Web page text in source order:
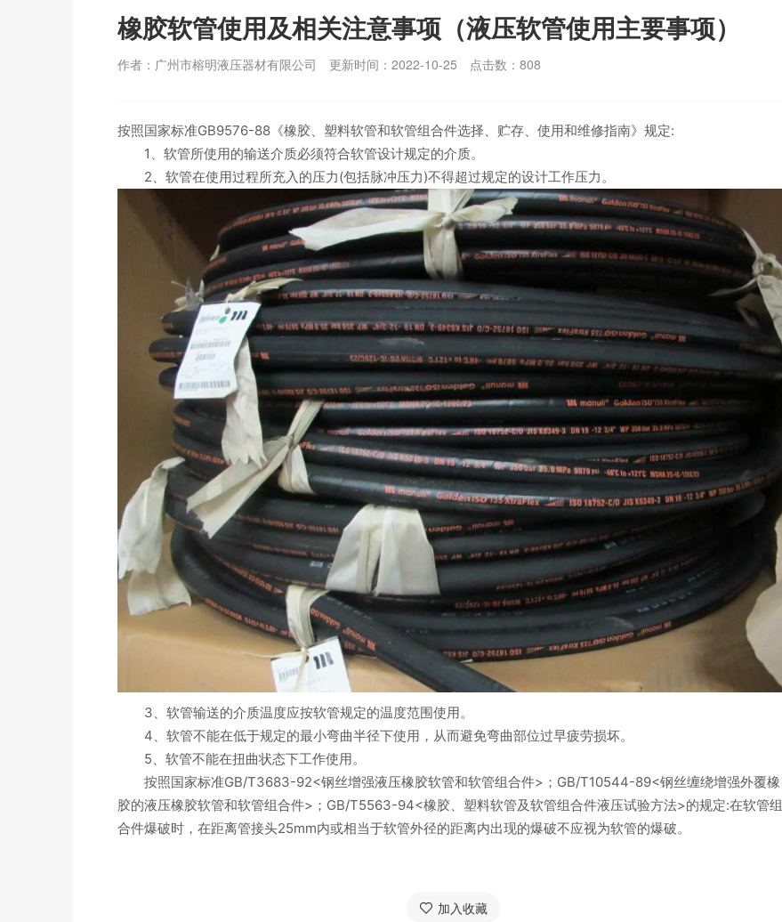
橡胶软管使用及相关注意事项（液压软管使用主要事项）
作者：广州市榕明液压器材有限公司 更新时间：2022-10-25 点击数： 808
按照国家标准GB9576-88《橡胶、塑料软管和软管组合件选择、贮存、使用和维修指南》规定:
1、软管所使用的输送介质必须符合软管设计规定的介质。
2、软管在使用过程所充入的压力(包括脉冲压力)不得超过规定的设计工作压力。
3、软管输送的介质温度应按软管规定的温度范围使用。
4、软管不能在低于规定的最小弯曲半径下使用，从而避免弯曲部位过早疲劳损坏。
5、软管不能在扭曲状态下工作使用。
按照国家标准GB/T3683-92<钢丝增强液压橡胶软管和软管组合件>；GB/T10544-89<钢丝缠绕增强外覆橡
胶的液压橡胶软管和软管组合件>；GB/T5563-94<橡胶、塑料软管及软管组合件液压试验方法>的规定:在软管组
合件爆破时，在距离管接头25mm内或相当于软管外径的距离内出现的爆破不应视为软管的爆破。
加入收藏